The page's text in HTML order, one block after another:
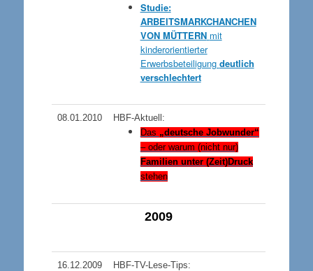
Studie:
ARBEITSMARKCHANCHEN
VON MÜTTERN mit
kinderorientierter
Erwerbsbeteiligung deutlich
verschlechtert
08.01.2010
HBF-Aktuell:
Das „deutsche Jobwunder“
– oder warum (nicht nur)
Familien unter (Zeit)Druck
stehen
2009
16.12.2009
HBF-TV-Lese-Tips: